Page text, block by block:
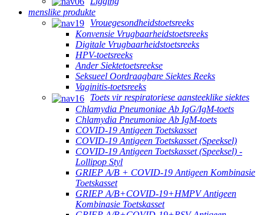
menslike produkte
Vrouegesondheidstoetsreeks
Konvensie Vrugbaarheidstoetsreeks
Digitale Vrugbaarheidstoetsreeks
HPV-toetsreeks
Ander Siektetoetsreekse
Seksueel Oordraagbare Siektes Reeks
Vaginitis-toetsreeks
Toets vir respiratoriese aansteeklike siektes
Chlamydia Pneumoniae Ab IgG/IgM-toets
Chlamydia Pneumoniae Ab IgM-toets
COVID-19 Antigeen Toetskasset
COVID-19 Antigeen Toetskasset (Speeksel)
COVID-19 Antigeen Toetskasset (Speeksel) -
Lollipop Styl
GRIEP A/B + COVID-19 Antigeen Kombinasie
Toetskasset
GRIEP A/B+COVID-19+HMPV Antigeen
Kombinasie Toetskasset